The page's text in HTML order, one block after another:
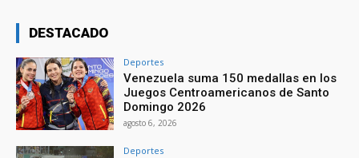
DESTACADO
Deportes
Venezuela suma 150 medallas en los
Juegos Centroamericanos de Santo
Domingo 2026
agosto 6, 2026
Deportes